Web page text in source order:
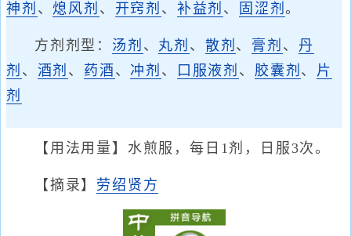
神剂 、熄风剂 、 开窍剂 、 补益剂 、 固涩剂。
方剂剂型： 汤剂 、 丸剂 、 散剂 、 膏剂 、 丹
剂 、 酒剂 、 药酒 、 冲剂 、 口服液剂 、 胶囊剂 、 片
剂
【用法用量】水煎服，每日1剂，日服3次。
【摘录】 劳绍贤方